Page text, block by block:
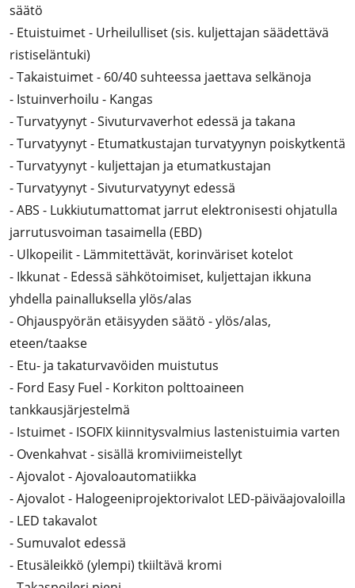
säätö
- Etuistuimet - Urheilulliset (sis. kuljettajan säädettävä
ristiseläntuki)
- Takaistuimet - 60/40 suhteessa jaettava selkänoja
- Istuinverhoilu - Kangas
- Turvatyynyt - Sivuturvaverhot edessä ja takana
- Turvatyynyt - Etumatkustajan turvatyynyn poiskytkentä
- Turvatyynyt - kuljettajan ja etumatkustajan
- Turvatyynyt - Sivuturvatyynyt edessä
- ABS - Lukkiutumattomat jarrut elektronisesti ohjatulla
jarrutusvoiman tasaimella (EBD)
- Ulkopeilit - Lämmitettävät, korinväriset kotelot
- Ikkunat - Edessä sähkötoimiset, kuljettajan ikkuna
yhdella painalluksella ylös/alas
- Ohjauspyörän etäisyyden säätö - ylös/alas,
eteen/taakse
- Etu- ja takaturvavöiden muistutus
- Ford Easy Fuel - Korkiton polttoaineen
tankkausjärjestelmä
- Istuimet - ISOFIX kiinnitysvalmius lastenistuimia varten
- Ovenkahvat - sisällä kromiviimeistellyt
- Ajovalot - Ajovaloautomatiikka
- Ajovalot - Halogeeniprojektorivalot LED-päiväajovaloilla
- LED takavalot
- Sumuvalot edessä
- Etusäleikkö (ylempi) tkiiltävä kromi